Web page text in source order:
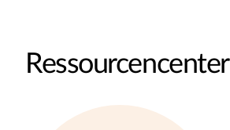
Ressourcencenter